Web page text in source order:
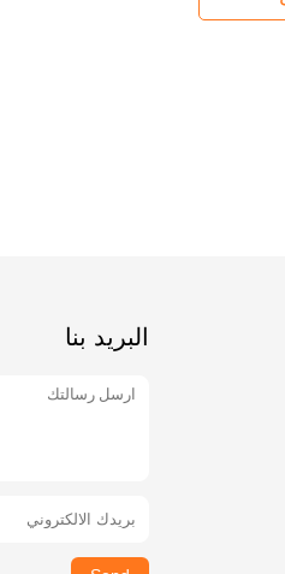
البريد بنا